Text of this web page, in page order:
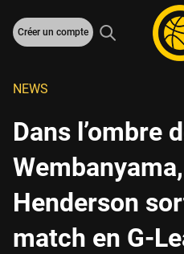
Créer un compte
NEWS
Dans l’ombre
Henderson
match en G-